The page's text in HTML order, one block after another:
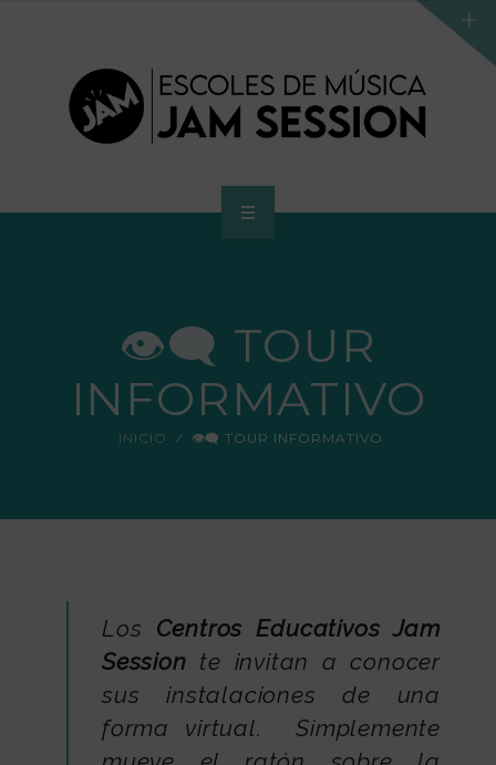
CENTRO SUPERIOR
CONTACTO
👁‍🗨 TOUR
INFORMATIVO
INICIO 👁‍🗨 TOUR INFORMATIVO
Los Centros Educativos Jam
Session te invitan a conocer
sus instalaciones de una
forma virtual. Simplemente